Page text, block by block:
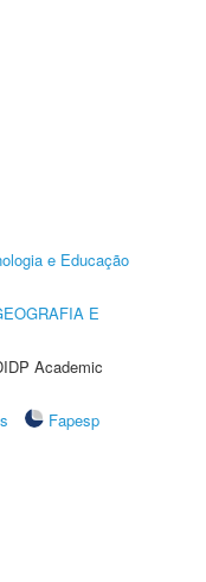
e Educação
E
Academic
Fapesp